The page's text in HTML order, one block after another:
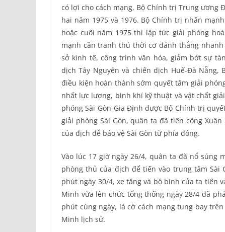
có lợi cho cách mạng, Bộ Chính trị Trung ương
hai năm 1975 và 1976. Bộ Chính trị nhấn
hoặc cuối năm 1975 thì lập tức giải phóng
mạnh cần tranh thủ thời cơ đánh thắng
sở kinh tế, công trình văn hóa, giảm bớt sự
dịch Tây Nguyên và chiến dịch Huế-Đà
điều kiện hoàn thành sớm quyết tâm giải
nhất lực lượng, binh khí kỹ thuật và vật chất
phóng Sài Gòn-Gia Định được Bộ Chính trị
giải phóng Sài Gòn, quân ta đã tiến công
của địch để bảo vệ Sài Gòn từ phía đông.
Vào lúc 17 giờ ngày 26/4, quân ta đã nổ súng
phòng thủ của địch để tiến vào trung tâm Sài
phút ngày 30/4, xe tăng và bộ binh của ta tiến
Minh vừa lên chức tổng thống ngày 28/4 đã
phút cùng ngày, lá cờ cách mạng tung bay
Minh lịch sử.